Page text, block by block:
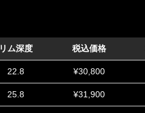
リム深度 税込価格
22.8 ¥30,800
25.8 ¥31,900